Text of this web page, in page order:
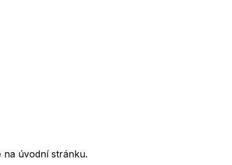
na úvodní stránku.